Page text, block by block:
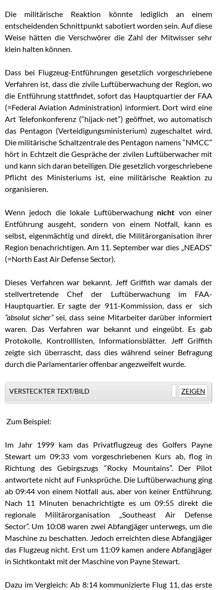
Die militärische Reaktion könnte lediglich an einem
entscheidenden Schnittpunkt sabotiert worden sein. Auf diese
Weise hätten die Verschwörer die Zahl der Mitwisser sehr
klein halten können.
Dass bei Flugzeug-Entführungen gesetzlich vorgeschriebene
Verfahren ist, dass die zivile Luftüberwachung der Region, wo
die Entführung stattfindet, sofort das Hauptquartier der FAA
(=Federal Aviation Administration) informiert. Dort wird eine
Art Telefonkonferenz (“hijack-net”) geöffnet, wo automatisch
das Pentagon (Verteidigungsministerium) zugeschaltet wird.
Die militärische Schaltzentrale des Pentagon namens “NMCC”
hört in Echtzeit die Gespräche der zivilen Luftüberwacher mit
und kann sich daran beteiligen. Die gesetzlich vorgeschriebene
Pflicht des Ministeriums ist, eine militärische Reaktion zu
organisieren.
Wenn jedoch die lokale Luftüberwachung nicht von einer
Entführung ausgeht, sondern von einem Notfall, kann es
selbst, eigenmächtig und direkt, die Militärorganisation ihrer
Region benachrichtigen. Am 11. September war dies „NEADS“
(=North East Air Defense Sector).
Dieses Verfahren war bekannt. Jeff Griffith war damals der
stellvertretende Chef der Luftüberwachung im FAA-
Hauptquartier. Er sagte der 911-Kommission, dass er sich
“absolut sicher”sei, dass seine Mitarbeiter darüber informiert
waren. Das Verfahren war bekannt und eingeübt. Es gab
Protokolle, Kontrolllisten, Informationsblätter. Jeff Griffith
zeigte sich überrascht, dass dies während seiner Befragung
durch die Parlamentarier offenbar angezweifelt wurde.
VERSTECKTER TEXT/BILD ZEIGEN
Zum Beispiel:
Im Jahr 1999 kam das Privatflugzeug des Golfers Payne
Stewart um 09:33 vom vorgeschriebenen Kurs ab, flog in
Richtung des Gebirgszugs “Rocky Mountains”. Der Pilot
antwortete nicht auf Funksprüche. Die Luftüberwachung ging
ab 09:44 von einem Notfall aus, aber von keiner Entführung.
Nach 11 Minuten benachrichtigte es um 09:55 direkt die
regionale Militärorganisation „Southeast Air Defense
Sector”. Um 10:08 waren zwei Abfangjäger unterwegs, um die
Maschine zu beschatten. Jedoch erreichten diese Abfangjäger
das Flugzeug nicht. Erst um 11:09 kamen andere Abfangjäger
in Sichtkontakt mit der Maschine von Payne Stewart.
Dazu im Vergleich: Ab 8:14 kommunizierte Flug 11, das erste